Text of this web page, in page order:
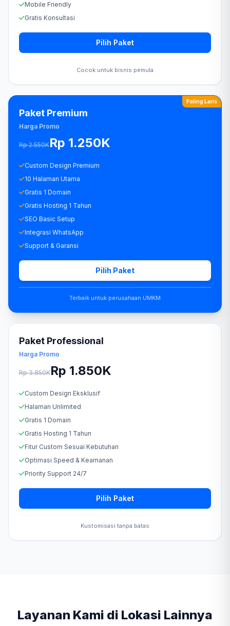
Mobile Friendly
Gratis Konsultasi
Pilih Paket
Cocok untuk bisnis pemula
Paling Laris
Paket Premium
Harga Promo
Rp 2.550KRp 1.250K
Custom Design Premium
10 Halaman Utama
Gratis 1 Domain
Gratis Hosting 1 Tahun
SEO Basic Setup
Integrasi WhatsApp
Support & Garansi
Pilih Paket
Terbaik untuk perusahaan UMKM
Paket Professional
Harga Promo
Rp 3.850KRp 1.850K
Custom Design Eksklusif
Halaman Unlimited
Gratis 1 Domain
Gratis Hosting 1 Tahun
Fitur Custom Sesuai Kebutuhan
Optimasi Speed & Keamanan
Priority Support 24/7
Pilih Paket
Kustomisasi tanpa batas
Layanan Kami di Lokasi Lainnya